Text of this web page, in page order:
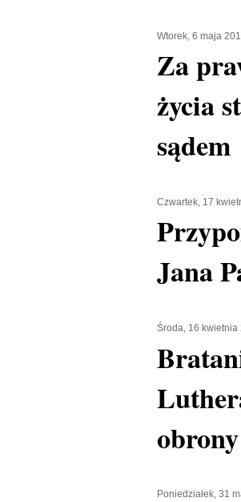
Wtorek, 6 maja
Za
życia
sądem
Czwartek, 17
Jana
Środa, 16 kwietnia
Poniedziałek, 31